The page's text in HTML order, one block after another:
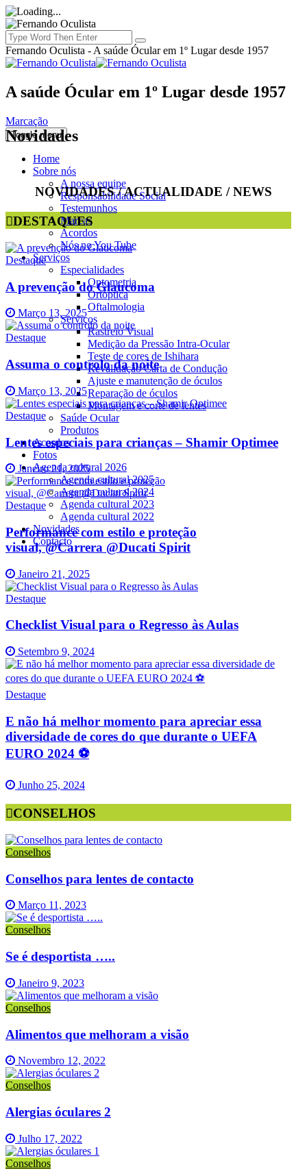
Fernando Oculista - A saúde Ócular em 1º Lugar desde 1957
A saúde Ócular em 1º Lugar desde 1957
Marcação
Toggle menu
Home
Sobre nós
A nossa equipe
Responsabilidade Social
Testemunhos
Marcas
Acordos
Nós no You Tube
Serviços
Especialidades
Optometria
Ortóptica
Oftalmologia
Serviços
Rastreio Visual
Medição da Pressão Intra-Ocular
Teste de cores de Ishihara
Revalidação Carta de Condução
Ajuste e manutenção de óculos
Reparação de óculos
Montagem e corte de lentes
Saúde Ocular
Produtos
Acordos
Fotos
Agenda cultural 2026
Agenda cultural 2025
Agenda cultural 2024
Agenda cultural 2023
Agenda cultural 2022
Novidades
Contacto
Novidades
NOVIDADES / ACTUALIDADE / NEWS
DESTAQUES
Destaque
A prevenção do Glaucoma
Março 13, 2025
Destaque
Assuma o controlo da noite
Março 13, 2025
Destaque
Lentes especiais para crianças – Shamir Optimee
Janeiro 21, 2025
Destaque
Performance com estilo e proteção
visual, @Carrera @Ducati Spirit
Janeiro 21, 2025
Destaque
Checklist Visual para o Regresso às Aulas
Setembro 9, 2024
Destaque
E não há melhor momento para apreciar essa
diversidade de cores do que durante o UEFA
EURO 2024 ⚽️
Junho 25, 2024
CONSELHOS
Conselhos
Conselhos para lentes de contacto
Março 11, 2023
Conselhos
Se é desportista …..
Janeiro 9, 2023
Conselhos
Alimentos que melhoram a visão
Novembro 12, 2022
Conselhos
Alergias óculares 2
Julho 17, 2022
Conselhos